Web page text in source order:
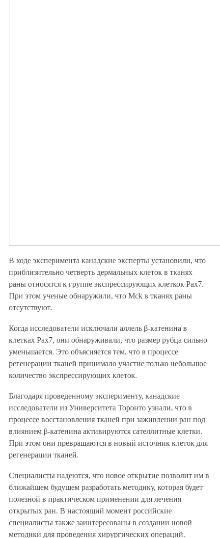
В ходе эксперимента канадские эксперты установили, что
приблизительно четверть дермальных клеток в тканях
раны относятся к группе экспрессирующих клеткок Pax7.
При этом ученые обнаружили, что Mck в тканях раны
отсутствуют.
Когда исследователи исключали аллель β-катенина в
клетках Рах7, они обнаруживали, что размер рубца сильно
уменьшается. Это объясняется тем, что в процессе
регенерации тканей принимало участие только небольшое
количество экспрессирующих клеток.
Благодаря проведенному эксперименту, канадские
исследователи из Университета Торонто узнали, что в
процессе восстановления тканей при заживлении ран под
влиянием β-катенина активируются сателлитные клетки.
При этом они превращаются в новый источник клеток для
регенерации тканей.
Специалисты надеются, что новое открытие позволит им в
ближайшем будущем разработать методику, которая будет
полезной в практическом применении для лечения
открытых ран. В настоящий момент российские
специалисты также заинтересованы в создании новой
методики для проведения хирургических операций.